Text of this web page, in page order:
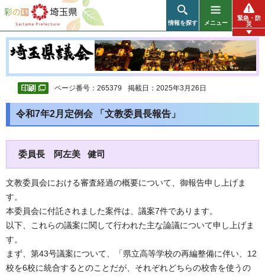
彩の国 埼玉県
情報を探す メニュー
緊急・防
災
ページ番号：265379 掲載日：2025年3月26日
令和7年2月定例会 「文教委員長報告」
委員長 阿左美 健司
文教委員会における審査経過の概要について、御報告申し上げま
す。
本委員会に付託されました案件は、議案7件であります。
以下、これらの議案に関して行われた主な論議について申し上げま
す。
まず、第43号議案について、「県立高等学校の再編整備に伴い、12
校を6校に統合するとのことだが、それぞれどちらの校舎を使うの